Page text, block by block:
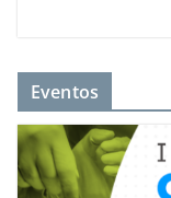
Eventos